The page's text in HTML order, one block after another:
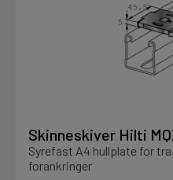
Skinneskiver Hilti
Syrefast A4 hullplate for
forankringer